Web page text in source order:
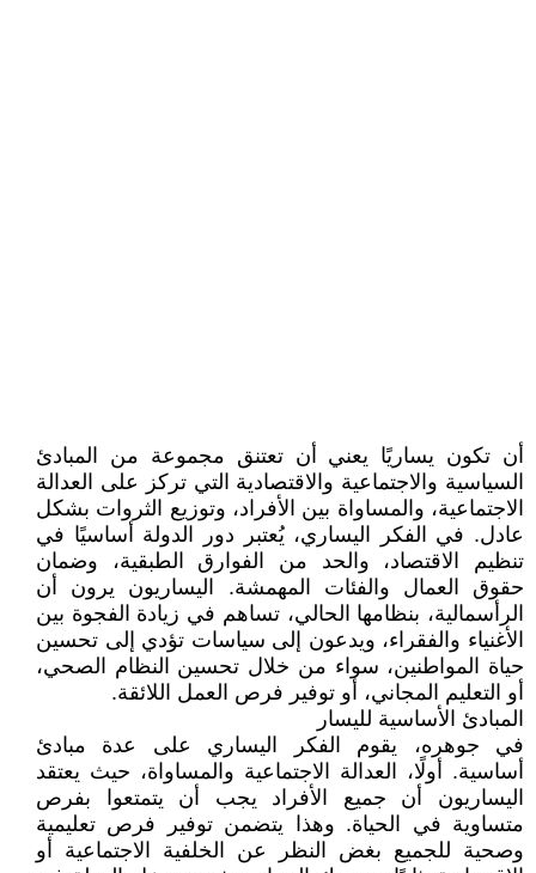
أن تكون يساريًا يعني أن تعتنق مجموعة من المبادئ
السياسية والاجتماعية والاقتصادية التي تركز على العدالة
الاجتماعية، والمساواة بين الأفراد، وتوزيع الثروات بشكل
عادل. في الفكر اليساري، يُعتبر دور الدولة أساسيًا في
تنظيم الاقتصاد، والحد من الفوارق الطبقية، وضمان
حقوق العمال والفئات المهمشة. اليساريون يرون أن
الرأسمالية، بنظامها الحالي، تساهم في زيادة الفجوة بين
الأغنياء والفقراء، ويدعون إلى سياسات تؤدي إلى تحسين
حياة المواطنين، سواء من خلال تحسين النظام الصحي،
أو التعليم المجاني، أو توفير فرص العمل اللائقة.
المبادئ الأساسية لليسار
في جوهره، يقوم الفكر اليساري على عدة مبادئ
أساسية. أولًا، العدالة الاجتماعية والمساواة، حيث يعتقد
اليساريون أن جميع الأفراد يجب أن يتمتعوا بفرص
متساوية في الحياة. وهذا يتضمن توفير فرص تعليمية
وصحية للجميع بغض النظر عن الخلفية الاجتماعية أو